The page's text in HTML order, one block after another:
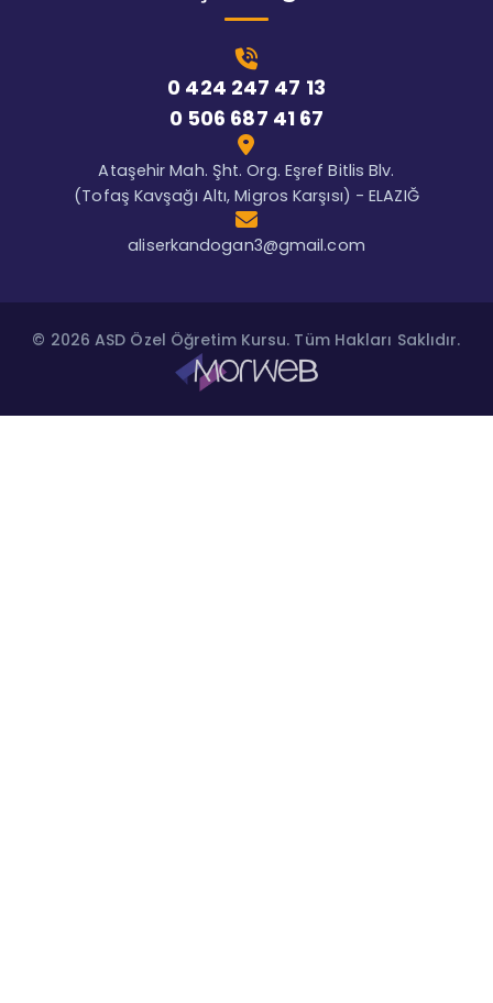
0 424 247 47 13
0 506 687 41 67
Ataşehir Mah. Şht. Org. Eşref Bitlis Blv.
(Tofaş Kavşağı Altı, Migros Karşısı) - ELAZIĞ
aliserkandogan3@gmail.com
© 2026 ASD Özel Öğretim Kursu. Tüm Hakları Saklıdır.